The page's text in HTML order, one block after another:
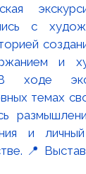
с
и
ходе
темах
и
📍